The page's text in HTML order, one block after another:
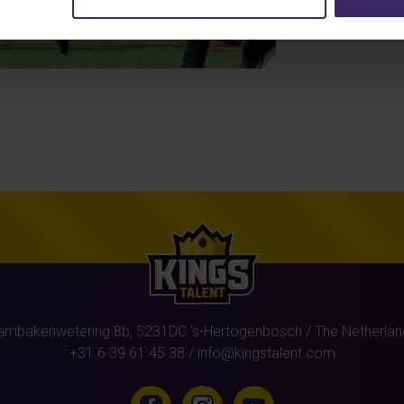
8b, 5231DC 's-Hertogenbosch / The
+31 6 39 61 45 38 / info@kingstalent.com